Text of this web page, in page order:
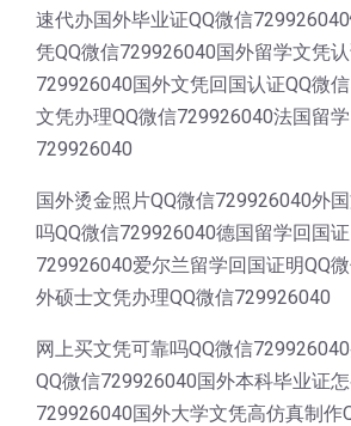
速代办国外毕业证QQ微信
凭QQ微信729926040国外留学文凭
729926040国外文凭回国认证QQ微
文凭办理QQ微信729926040法国留
729926040
国外烫金照片QQ微信729926040外
吗QQ微信729926040德国留学回国
729926040爱尔兰留学回国证明QQ
外硕士文凭办理QQ微信729926040
网上买文凭可靠吗QQ微信
QQ微信729926040国外本科毕业证
729926040国外大学文凭高仿真制作